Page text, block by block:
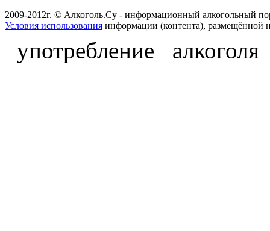
2009-2012г. © Алкоголь.Су - информационный алкогольный
Условия использования информации (контента), размещённой
употребление